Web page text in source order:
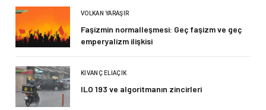
VOLKAN YARAŞIR
Faşizmin normalleşmesi: Geç faşizm ve geç
emperyalizm ilişkisi
KIVANÇ ELIAÇIK
ILO 193 ve algoritmanın zincirleri